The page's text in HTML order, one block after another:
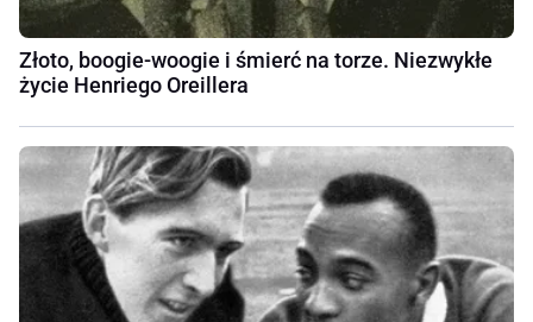
Złoto, boogie-woogie i śmierć na torze. Niezwykłe
życie Henriego Oreillera